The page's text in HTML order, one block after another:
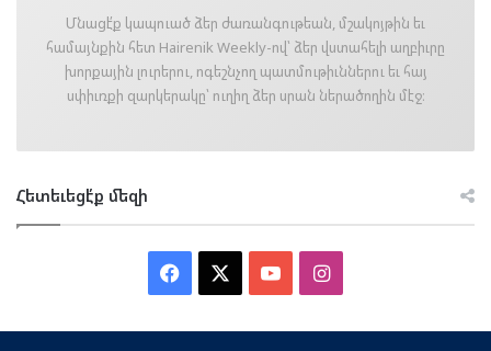
Մնացէ՛ք կապուած ձեր ժառանգութեան, մշակոյթին եւ
համայնքին հետ Hairenik Weekly-ով՝ ձեր վստահելի աղբիւրը
խորքային լուրերու, ոգեշնչող պատմութիւններու եւ հայ
սփիւռքի զարկերակը՝ ուղիղ ձեր սրան ներածողին մէջ։
Հետեւեցէ՛ք մեզի
Facebook YouTubeInstagram